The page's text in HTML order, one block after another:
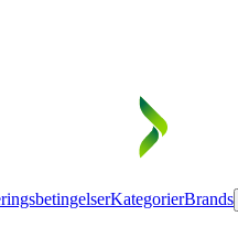
KategorierBrands